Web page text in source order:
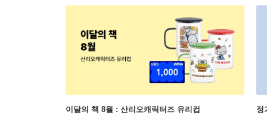
이달의 책 8월 : 산리오캐릭터즈 유리컵 정